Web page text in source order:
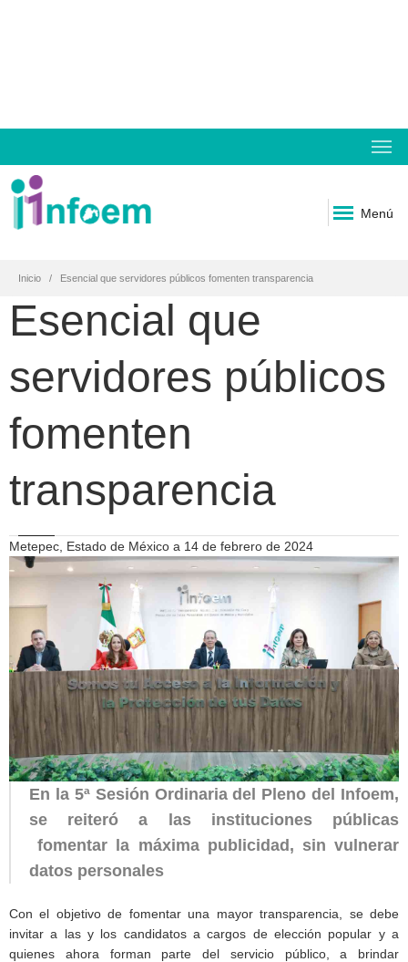
Menú
Inicio Esencial que servidores públicos fomenten transparencia
Esencial que
servidores públicos
fomenten
transparencia
Metepec, Estado de México a 14 de febrero de 2024
En la 5ª Sesión Ordinaria del Pleno del Infoem,
se reiteró a las instituciones públicas
fomentar la máxima publicidad, sin vulnerar
datos personales
Con el objetivo de fomentar una mayor transparencia, se debe
invitar a las y los candidatos a cargos de elección popular y a
quienes ahora forman parte del servicio público, a brindar